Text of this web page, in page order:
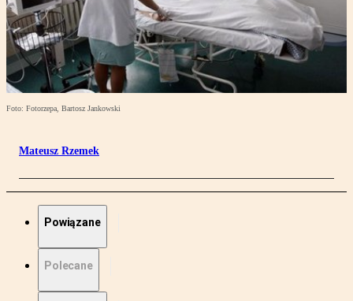
Foto: Fotorzepa, Bartosz Jankowski
Mateusz Rzemek
Powiązane
Polecane